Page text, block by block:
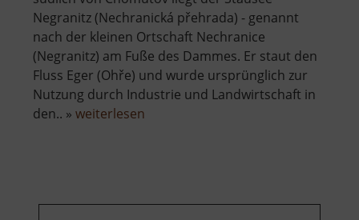
Negranitz (Nechranická přehrada) - genannt
nach der kleinen Ortschaft Nechranice
(Negranitz) am Fuße des Dammes. Er staut den
Fluss Eger (Ohře) und wurde ursprünglich zur
Nutzung durch Industrie und Landwirtschaft in
den.. » weiterlesen